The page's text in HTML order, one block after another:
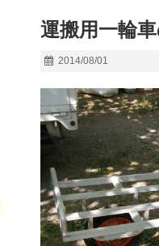
運搬用一輪
2014/08/01